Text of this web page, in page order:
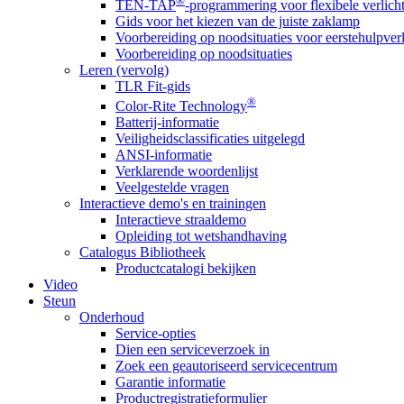
TEN-TAP -programmering voor flexibele
Gids voor het kiezen van de juiste zaklamp
Voorbereiding op noodsituaties voor
Voorbereiding op noodsituaties
Leren (vervolg)
TLR Fit-gids
Color-Rite Technology®
Batterij-informatie
Veiligheidsclassificaties uitgelegd
ANSI-informatie
Verklarende woordenlijst
Veelgestelde vragen
Interactieve demo's en trainingen
Interactieve straaldemo
Opleiding tot wetshandhaving
Catalogus Bibliotheek
Productcatalogi bekijken
Video
Steun
Onderhoud
Service-opties
Dien een serviceverzoek in
Zoek een geautoriseerd servicecentrum
Garantie informatie
Productregistratieformulier